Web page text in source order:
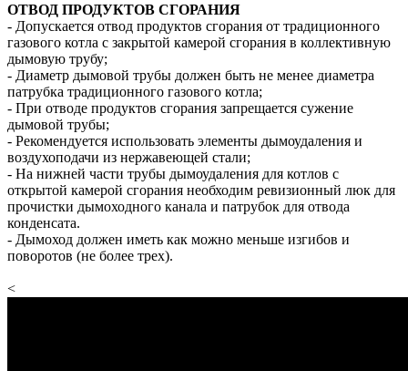
ОТВОД ПРОДУКТОВ СГОРАНИЯ
- Допускается отвод продуктов сгорания от традиционного
газового котла с закрытой камерой сгорания в коллективную
дымовую трубу;
- Диаметр дымовой трубы должен быть не менее диаметра
патрубка традиционного газового котла;
- При отводе продуктов сгорания запрещается сужение
дымовой трубы;
- Рекомендуется использовать элементы дымоудаления и
воздухоподачи из нержавеющей стали;
- На нижней части трубы дымоудаления для котлов с
открытой камерой сгорания необходим ревизионный люк для
прочистки дымоходного канала и патрубок для отвода
конденсата.
- Дымоход должен иметь как можно меньше изгибов и
поворотов (не более трех).
<